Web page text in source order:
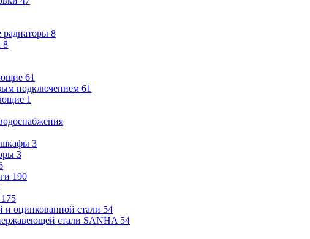
8
8
61
подключением 61
1
шкафы 3
3
190
175
оцинкованной стали 54
стали SANHA 54